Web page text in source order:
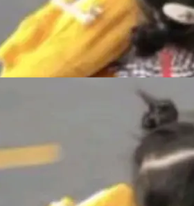
成； 更精细的局部纹
更准确的中英文文字
定的图...
在其他发行版上。」
上为零。既然只有 Ub
打包就没什么可纠结
移路径 hwctl 是 rust-
，命令行工具负责查
周刚宣布因健康原因
，说自己作为联合
几天后，The Inform
，负责递归自我
Machines 过
司。六月，Google
去了 Op...
含多项改进。官方更
更新内容如下： 扩
transpose_cuda
Converter (vf_frc
50 元数据支持和直
硬件加速器 AP
Flash did 8T
of free usage + 3T
万次浏览，连带着 #
亿# 上了微博热搜——
布，这是 NetBSD 操